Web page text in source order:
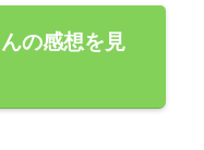
の感想を見